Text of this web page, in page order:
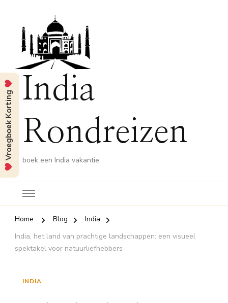
India
Rondreizen
boek een India vakantie
Home Blog
India
India, het land van prachtige landschappen: een visueel
spektakel voor natuurliefhebbers
INDIA
Vroegboek Korting